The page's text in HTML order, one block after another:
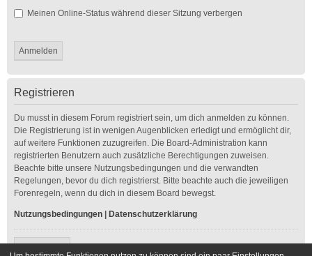
Meinen Online-Status während dieser Sitzung verbergen
Registrieren
Du musst in diesem Forum registriert sein, um dich anmelden zu können.
Die Registrierung ist in wenigen Augenblicken erledigt und ermöglicht dir,
auf weitere Funktionen zuzugreifen. Die Board-Administration kann
registrierten Benutzern auch zusätzliche Berechtigungen zuweisen.
Beachte bitte unsere Nutzungsbedingungen und die verwandten
Regelungen, bevor du dich registrierst. Bitte beachte auch die jeweiligen
Forenregeln, wenn du dich in diesem Board bewegst.
Nutzungsbedingungen Datenschutzerklärung